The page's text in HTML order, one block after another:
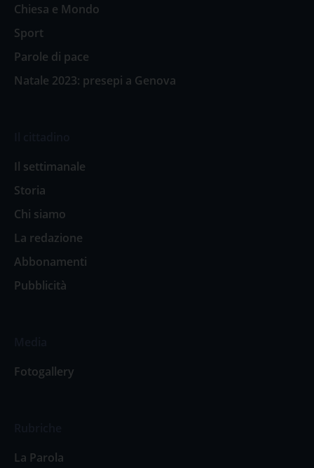
Chiesa e Mondo
Sport
Parole di pace
Natale 2023: presepi a Genova
Il settimanale
Storia
Chi siamo
La redazione
Abbonamenti
Pubblicità
Fotogallery
La Parola